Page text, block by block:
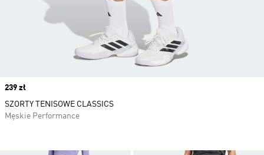
Price
239 zł
SZORTY TENISOWE CLASSICS
Męskie Performance